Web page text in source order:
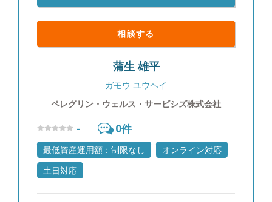
相談する
蒲生 雄平
ガモウ ユウヘイ
ペレグリン・ウェルス・サービシズ株式会社
- 0件
最低資産運用額：制限なし
オンライン対応
土日対応